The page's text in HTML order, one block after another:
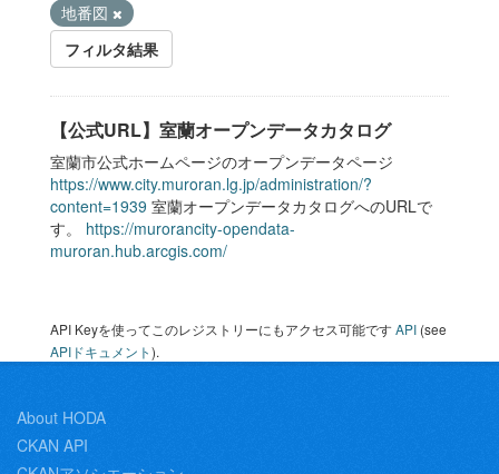
地番図
フィルタ結果
【公式URL】室蘭オープンデータカタログ
室蘭市公式ホームページのオープンデータページ
https://www.city.muroran.lg.jp/administration/?
content=1939 室蘭オープンデータカタログへのURLで
す。 https://murorancity-opendata-
muroran.hub.arcgis.com/
API Keyを使ってこのレジストリーにもアクセス可能ですAPI (see
APIドキュメント).
About HODA
CKAN API